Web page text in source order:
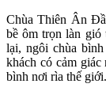
Chùa Thiên Ân
bề ôm trọn làn gió
lại, ngôi chùa
khách có cảm
bình nơi rìa thế giới.